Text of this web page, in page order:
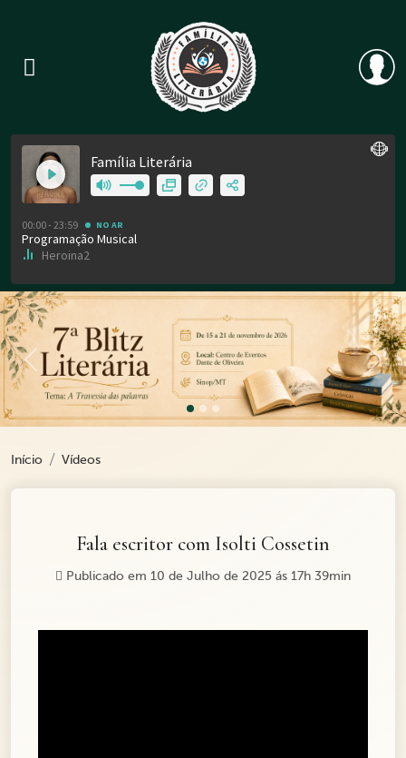
Previous
Início Vídeos
Fala escritor com Isolti Cossetin
Publicado em 10 de Julho de 2025 ás 17h 39min